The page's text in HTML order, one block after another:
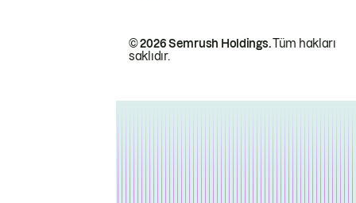
© 2026 Semrush Holdings.Tüm hakları
saklıdır.